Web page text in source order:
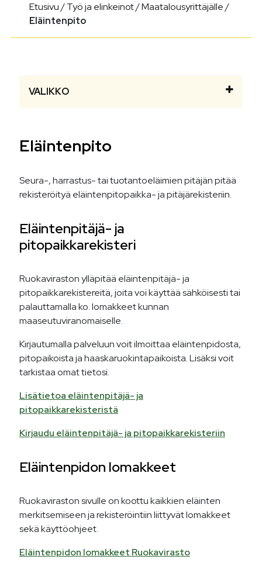
Etusivu/Työ ja elinkeinot/Maatalousyrittäjälle/
Eläintenpito
VALIKKO
Eläintenpito
Seura-, harrastus- tai tuotantoeläimien pitäjän pitää
rekisteröityä eläintenpitopaikka- ja pitäjärekisteriin.
Eläintenpitäjä- ja
pitopaikkarekisteri
Ruokaviraston ylläpitää eläintenpitäjä- ja
pitopaikkarekistereitä, joita voi käyttää sähköisesti tai
palauttamalla ko. lomakkeet kunnan
maaseutuviranomaiselle.
Kirjautumalla palveluun voit ilmoittaa eläintenpidosta,
pitopaikoista ja haaskaruokintapaikoista. Lisäksi voit
tarkistaa omat tietosi.
Lisätietoa eläintenpitäjä- ja
pitopaikkarekisteristä
Kirjaudu eläintenpitäjä- ja pitopaikkarekisteriin
Eläintenpidon lomakkeet
Ruokaviraston sivulle on koottu kaikkien eläinten
merkitsemiseen ja rekisteröintiin liittyvät lomakkeet
sekä käyttöohjeet.
Eläintenpidon lomakkeet Ruokavirasto